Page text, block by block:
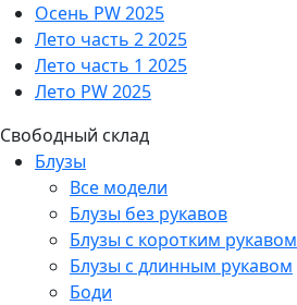
Осень PW 2025
Лето часть 2 2025
Лето часть 1 2025
Лето PW 2025
Свободный склад
Блузы
Все модели
Блузы без рукавов
Блузы с коротким рукавом
Блузы с длинным рукавом
Боди